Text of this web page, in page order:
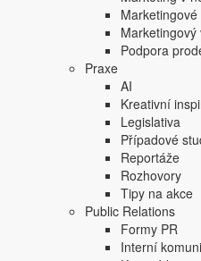
Marketingový
Podpora
Praxe
AI
Kreativní
Legislativa
Případové
Reportáže
Rozhovory
Tipy na akce
Public Relations
Formy PR
Interní